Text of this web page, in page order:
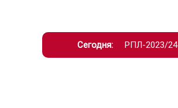
Сегодня: РПЛ-2023/24